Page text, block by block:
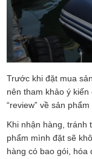
Trước khi đặt mua
nên tham khảo ý
“review” về sản
Khi nhận hàng, tránh
phẩm mình đặt sẽ
hàng có bao gói, hóa